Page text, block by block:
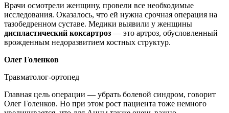
Врачи осмотрели женщину, провели все необходимые
исследования. Оказалось, что ей нужна срочная операция на
тазобедренном суставе. Медики выявили у женщины
диспластический коксартроз — это артроз, обусловленный
врожденным недоразвитием костных структур.
Олег Голенков
Травматолог-ортопед
Главная цель операции — убрать болевой синдром, говорит
Олег Голенков. Но при этом рост пациента тоже немного